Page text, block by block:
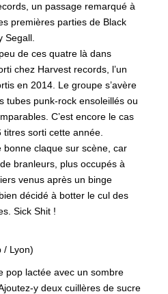
un passage remarqué à
premières parties de Black
Segall.
de ces quatre là dans
chez Harvest records, l’un
en 2014. Le groupe s’avère
tubes punk-rock ensoleillés ou
C’est encore le cas
titres sorti cette année.
claque sur scène, car
branleurs, plus occupés à
venus après un binge
décidé à botter le cul des
Sick Shit !
/ Lyon)
pop lactée avec un sombre
y deux cuillères de sucre